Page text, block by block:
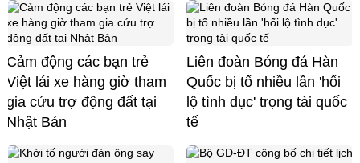
Cảm động các bạn trẻ
Việt lái xe hàng giờ tham
gia cứu trợ động đất tại
Nhật Bản
Liên đoàn Bóng đá Hàn
Quốc bị tố nhiều lần 'hối
lộ tình dục' trọng tài quốc
tế